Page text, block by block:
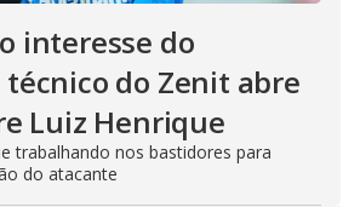
interesse do
técnico do Zenit abre
Luiz Henrique
trabalhando nos bastidores para
do atacante